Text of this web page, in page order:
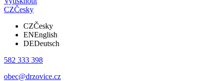
CZČesky
CZČesky
ENEnglish
DEDeutsch
582 333 398
obec@drzovice.cz